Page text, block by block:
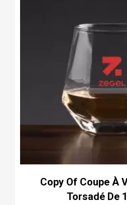
Copy Of Coupe À
Torsadé De